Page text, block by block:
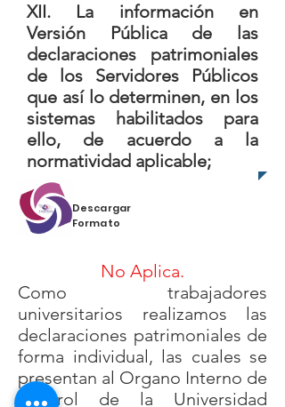
XII. La información en
Versión Pública de las
declaraciones patrimoniales
de los Servidores Públicos
que así lo determinen, en los
sistemas habilitados para
ello, de acuerdo a la
normatividad aplicable;
No Aplica.
Como trabajadores
universitarios realizamos las
declaraciones patrimoniales de
forma individual, las cuales se
presentan al Organo Interno de
Control de la Universidad
Descargar
Formato